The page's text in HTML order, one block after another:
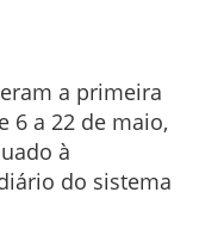
a primeira
6 a 22 de maio,
à
do sistema